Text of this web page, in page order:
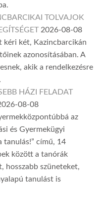
TOLVAJOK
2026-08-08
kéri két, Kazincbarcikán
azonosításában. A
akik a rendelkezésre
HÁZI FELADAT
08-08
az
és Gyermekügyi
tanulás!” című, 14
között a tanórák
hosszabb szüneteket,
tanulást is